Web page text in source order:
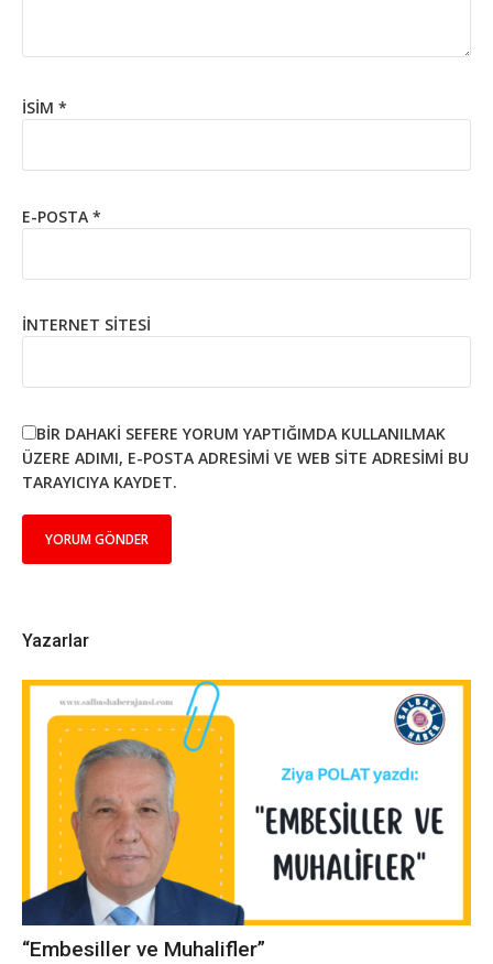
İSIM *
E-POSTA *
İNTERNET SITESI
BIR DAHAKI SEFERE YORUM YAPTIĞIMDA KULLANILMAK
ÜZERE ADIMI, E-POSTA ADRESIMI VE WEB SITE ADRESIMI BU
TARAYICIYA KAYDET.
Yazarlar
“Embesiller ve Muhalifler”